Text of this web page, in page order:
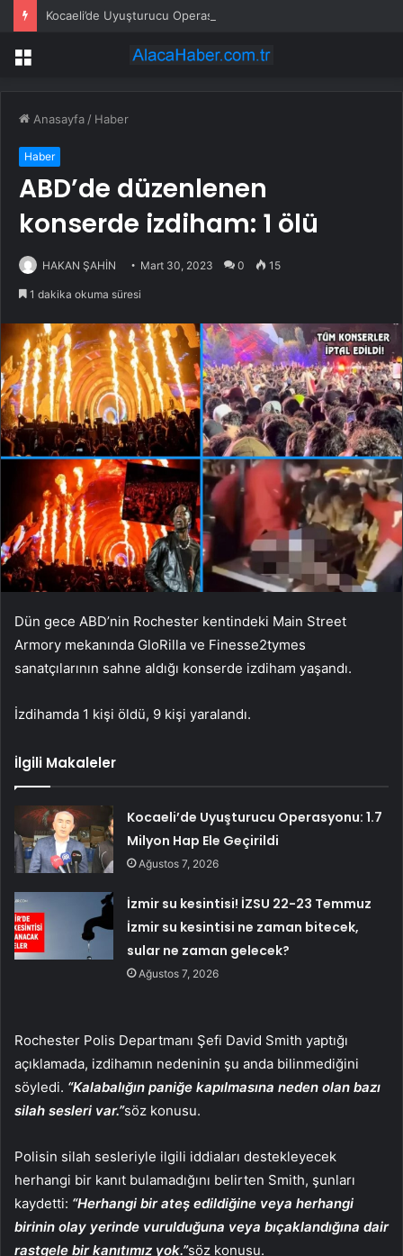
Menü
Anasayfa / Haber
Haber
ABD’de düzenlenen
konserde izdiham: 1 ölü
HAKAN ŞAHİN Mart 30, 2023 0 15
1 dakika okuma süresi
Dün gece ABD’nin Rochester kentindeki Main Street
Armory mekanında GloRilla ve Finesse2tymes
sanatçılarının sahne aldığı konserde izdiham yaşandı.
İzdihamda 1 kişi öldü, 9 kişi yaralandı.
İlgili Makaleler
Kocaeli’de Uyuşturucu Operasyonu: 1.7
Milyon Hap Ele Geçirildi
Ağustos 7, 2026
İzmir su kesintisi! İZSU 22-23 Temmuz
İzmir su kesintisi ne zaman bitecek,
sular ne zaman gelecek?
Ağustos 7, 2026
Rochester Polis Departmanı Şefi David Smith yaptığı
açıklamada, izdihamın nedeninin şu anda bilinmediğini
söyledi. “Kalabalığın paniğe kapılmasına neden olan bazı
silah sesleri var.”söz konusu.
Polisin silah sesleriyle ilgili iddiaları destekleyecek
herhangi bir kanıt bulamadığını belirten Smith, şunları
kaydetti: “Herhangi bir ateş edildiğine veya herhangi
birinin olay yerinde vurulduğuna veya bıçaklandığına dair
rastgele bir kanıtımız yok.”söz konusu.